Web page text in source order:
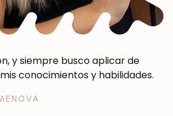
y siempre busco aplicar de
conocimientos y habilidades.